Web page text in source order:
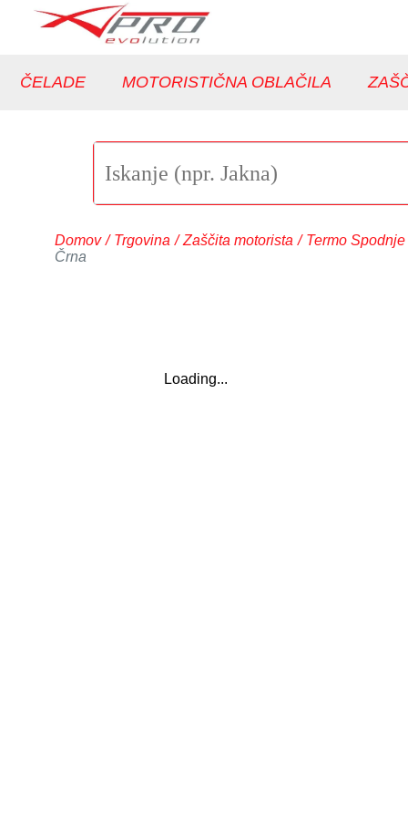
ČELADE MOTORISTIČNA OBLAČILA
Domov / Trgovina / Zaščita motorista / Termo
Črna
Loading...